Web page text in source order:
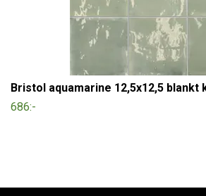
Bristol aquamarine 12,5x12,5 blankt
686:-